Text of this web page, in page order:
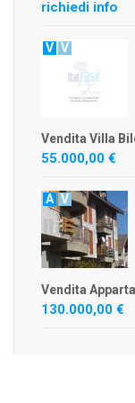
richiedi info
V V
Vendita Villa
55.000,00 €
A V
Vendita
130.000,00 €